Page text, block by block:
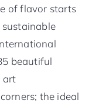
of flavor starts
beautiful
art
the ideal